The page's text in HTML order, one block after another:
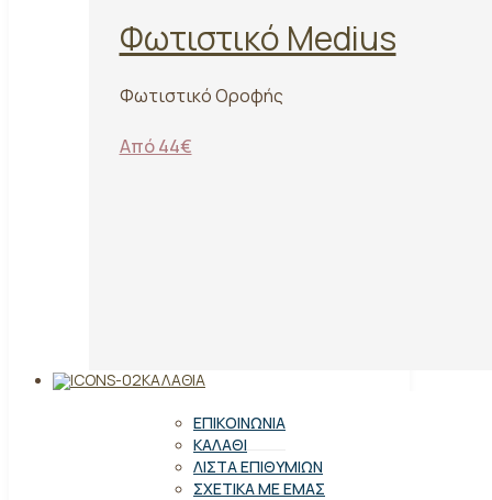
Φωτιστικό Medius
Φωτιστικό Οροφής
Από 44€
ΚΑΛΆΘΙΑ
ΕΠΙΚΟΙΝΩΝΊΑ
ΚΑΛΆΘΙ
ΛΊΣΤΑ ΕΠΙΘΥΜΙΏΝ
ΣΧΕΤΙΚΆ ΜΕ ΕΜΆΣ